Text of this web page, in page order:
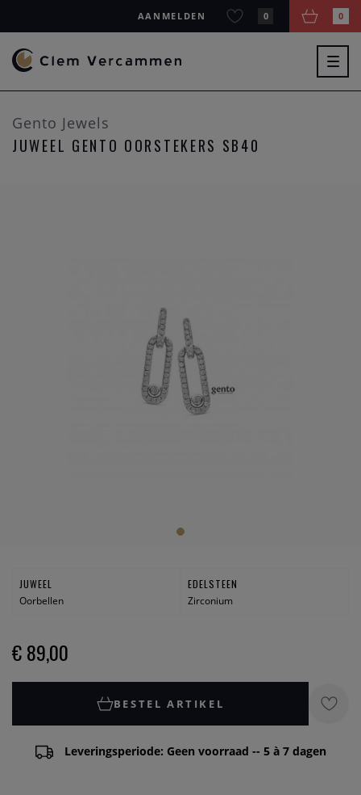
AANMELDEN 0 0
Gento Jewels
JUWEEL GENTO OORSTEKERS SB40
JUWEEL
Oorbellen
EDELSTEEN
Zirconium
€ 89,00
BESTEL ARTIKEL
Leveringsperiode: Geen voorraad -- 5 à 7 dagen